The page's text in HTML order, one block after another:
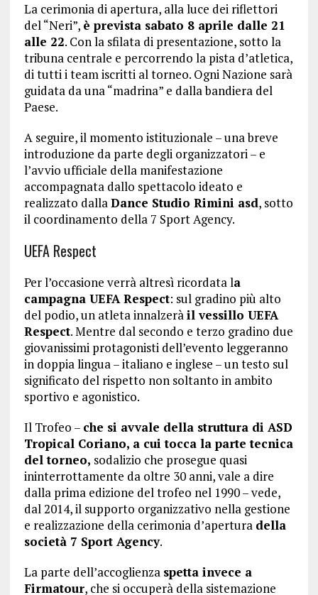
La cerimonia di apertura, alla luce dei riflettori
del “Neri”, è prevista sabato 8 aprile dalle 21
alle 22. Con la sfilata di presentazione, sotto la
tribuna centrale e percorrendo la pista d’atletica,
di tutti i team iscritti al torneo. Ogni Nazione sarà
guidata da una “madrina” e dalla bandiera del
Paese.
A seguire, il momento istituzionale – una breve
introduzione da parte degli organizzatori – e
l’avvio ufficiale della manifestazione
accompagnata dallo spettacolo ideato e
realizzato dallaDance Studio Rimini asd, sotto
il coordinamento della 7 Sport Agency.
UEFA Respect
Per l’occasione verrà altresì ricordata la
campagna UEFA Respect: sul gradino più alto
del podio, un atleta innalzeràil vessillo UEFA
Respect. Mentre dal secondo e terzo gradino due
giovanissimi protagonisti dell’evento leggeranno
in doppia lingua – italiano e inglese – un testo sul
significato del rispetto non soltanto in ambito
sportivo e agonistico.
Il Trofeo – che si avvale della struttura di ASD
Tropical Coriano, a cui tocca la parte tecnica
del torneo, sodalizio che prosegue quasi
ininterrottamente da oltre 30 anni, vale a dire
dalla prima edizione del trofeo nel 1990 – vede,
dal 2014, il supporto organizzativo nella gestione
e realizzazione della cerimonia d’apertura della
società 7 Sport Agency.
La parte dell’accoglienza spetta invece a
Firmatour, che si occuperà della sistemazione